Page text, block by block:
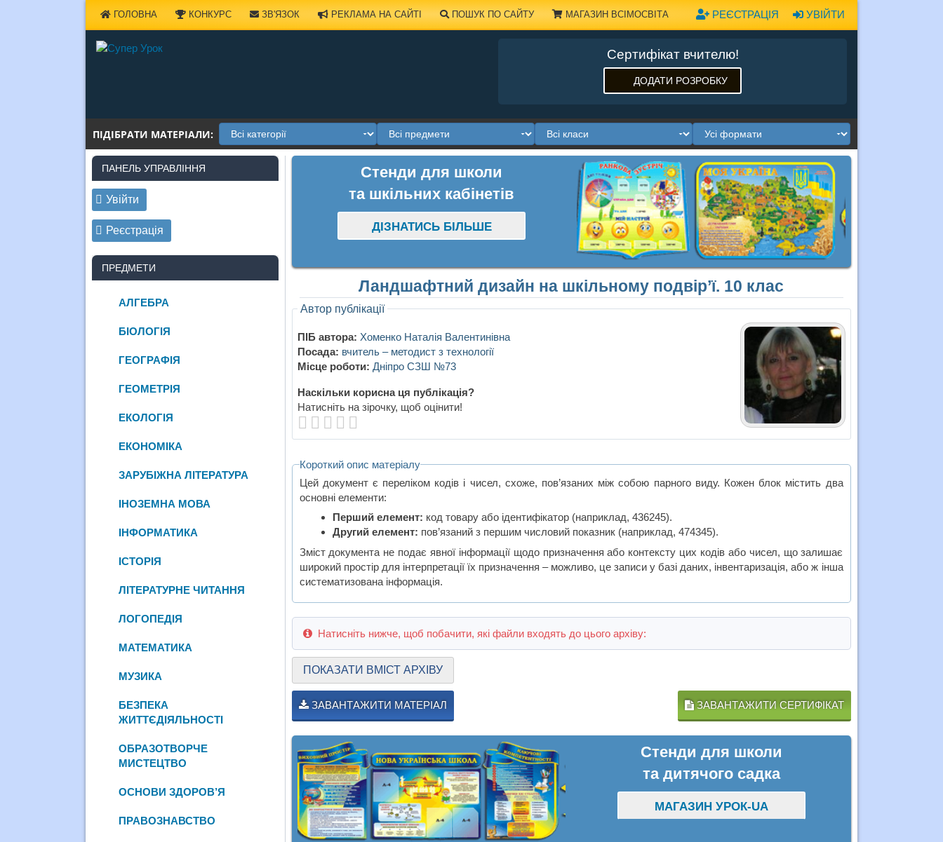
УВІЙТИ
РЕЄСТРАЦІЯ
ГОЛОВНА КОНКУРС ЗВ'ЯЗОК РЕКЛАМА НА САЙТІ ПОШУК ПО САЙТУ МАГАЗИН ВСІМОСВІТА
Сертифікат вчителю!
ДОДАТИ РОЗРОБКУ
ПІДІБРАТИ МАТЕРІАЛИ:
Стенди для школи
та шкільних кабінетів
ДІЗНАТИСЬ БІЛЬШЕ
Ландшафтний дизайн на шкільному подвір’ї. 10 клас
Автор публікації
ПІБ автора: Хоменко Наталія Валентинівна
Посада: вчитель – методист з технології
Місце роботи: Дніпро СЗШ №73
Наскільки корисна ця публікація?
Натисніть на зірочку, щоб оцінити!
Короткий опис матеріалу
Цей документ є переліком кодів і чисел, схоже, пов’язаних між собою парного виду. Кожен блок містить два
основні елементи:
Перший елемент: код товару або ідентифікатор (наприклад, 436245).
Другий елемент: пов’язаний з першим числовий показник (наприклад, 474345).
Зміст документа не подає явної інформації щодо призначення або контексту цих кодів або чисел, що залишає
широкий простір для інтерпретації їх призначення – можливо, це записи у базі даних, інвентаризація, або ж інша
систематизована інформація.
Натисніть нижче, щоб побачити, які файли входять до цього архіву:
ПОКАЗАТИ ВМІСТ АРХІВУ
ЗАВАНТАЖИТИ МАТЕРІАЛ ЗАВАНТАЖИТИ СЕРТИФІКАТ
Стенди для школи
та дитячого садка
МАГАЗИН УРОК-UA
ПАНЕЛЬ УПРАВЛІННЯ
Увійти
Реєстрація
ПРЕДМЕТИ
АЛГЕБРА
БІОЛОГІЯ
ГЕОГРАФІЯ
ГЕОМЕТРІЯ
ЕКОЛОГІЯ
ЕКОНОМІКА
ЗАРУБІЖНА ЛІТЕРАТУРА
ІНОЗЕМНА МОВА
ІНФОРМАТИКА
ІСТОРІЯ
ЛІТЕРАТУРНЕ ЧИТАННЯ
ЛОГОПЕДІЯ
МАТЕМАТИКА
МУЗИКА
БЕЗПЕКА
ЖИТТЄДІЯЛЬНОСТІ
ОБРАЗОТВОРЧЕ
МИСТЕЦТВО
ОСНОВИ ЗДОРОВ’Я
ПРАВОЗНАВСТВО